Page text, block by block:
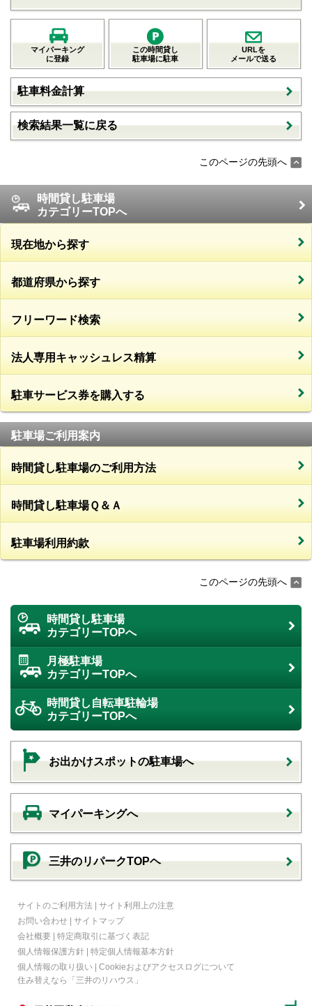
マイパーキング
に登録
この時間貸し
駐車場に駐車
URLを
メールで送る
駐車料金計算
検索結果一覧に戻る
このページの先頭へ
時間貸し駐車場
カテゴリーTOPへ
現在地から探す
都道府県から探す
フリーワード検索
法人専用キャッシュレス精算
駐車サービス券を購入する
駐車場ご利用案内
時間貸し駐車場のご利用方法
時間貸し駐車場Ｑ＆Ａ
駐車場利用約款
このページの先頭へ
時間貸し駐車場
カテゴリーTOPへ
月極駐車場
カテゴリーTOPへ
時間貸し自転車駐輪場
カテゴリーTOPへ
お出かけスポットの駐車場へ
マイパーキングへ
三井のリパークTOPヘ
サイトのご利用方法 | サイト利用上の注意
お問い合わせ | サイトマップ
会社概要 | 特定商取引に基づく表記
個人情報保護方針 | 特定個人情報基本方針
個人情報の取り扱い | Cookieおよびアクセスログについて
住み替えなら
「三井のリハウス」